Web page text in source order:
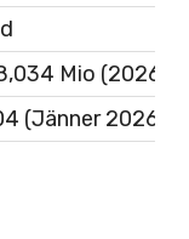
Mio (2026)
(Jänner 2026)